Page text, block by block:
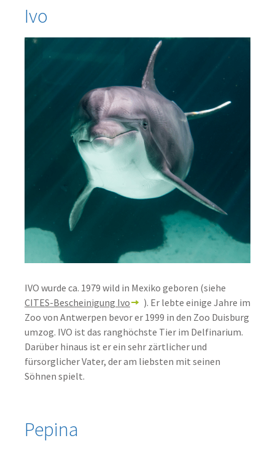
Ivo
IVO wurde ca. 1979 wild in Mexiko geboren (siehe
CITES-Bescheinigung Ivo
). Er lebte einige Jahre im
Zoo von Antwerpen bevor er 1999 in den Zoo Duisburg
umzog. IVO ist das ranghöchste Tier im Delfinarium.
Darüber hinaus ist er ein sehr zärtlicher und
fürsorglicher Vater, der am liebsten mit seinen
Söhnen spielt.
Pepina